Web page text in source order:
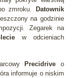
zmroku.
Datownik
na godzinie
Zegarek na
w odcieniach
Precidrive o
informuje o niskim